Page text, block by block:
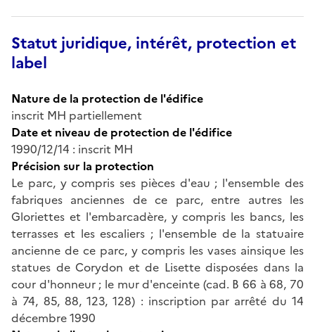
Statut juridique, intérêt, protection et
label
Nature de la protection de l'édifice
inscrit MH partiellement
Date et niveau de protection de l'édifice
1990/12/14 : inscrit MH
Précision sur la protection
Le parc, y compris ses pièces d'eau ; l'ensemble des
fabriques anciennes de ce parc, entre autres les
Gloriettes et l'embarcadère, y compris les bancs, les
terrasses et les escaliers ; l'ensemble de la statuaire
ancienne de ce parc, y compris les vases ainsique les
statues de Corydon et de Lisette disposées dans la
cour d'honneur ; le mur d'enceinte (cad. B 66 à 68, 70
à 74, 85, 88, 123, 128) : inscription par arrêté du 14
décembre 1990